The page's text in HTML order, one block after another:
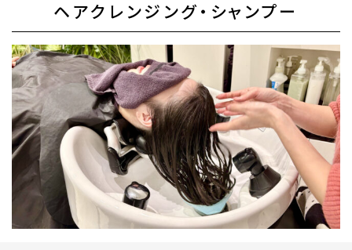
ヘアクレンジング・シャンプー